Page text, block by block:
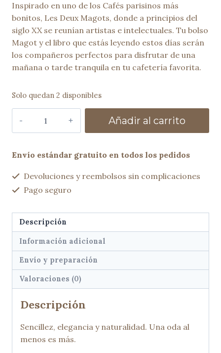
Inspirado en uno de los Cafés parisinos más
bonitos, Les Deux Magots, donde a principios del
siglo XX se reunían artistas e intelectuales. Tu bolso
Magot y el libro que estás leyendo estos días serán
los compañeros perfectos para disfrutar de una
mañana o tarde tranquila en tu cafetería favorita.
Solo quedan 2 disponibles
bandolera
negro
Añadir al carrito
Envío estándar gratuito en todos los pedidos
Devoluciones y reembolsos sin complicaciones
Pago seguro
Descripción
Información adicional
Envío y preparación
Valoraciones (0)
Descripción
Sencillez, elegancia y naturalidad. Una oda al
menos es más.